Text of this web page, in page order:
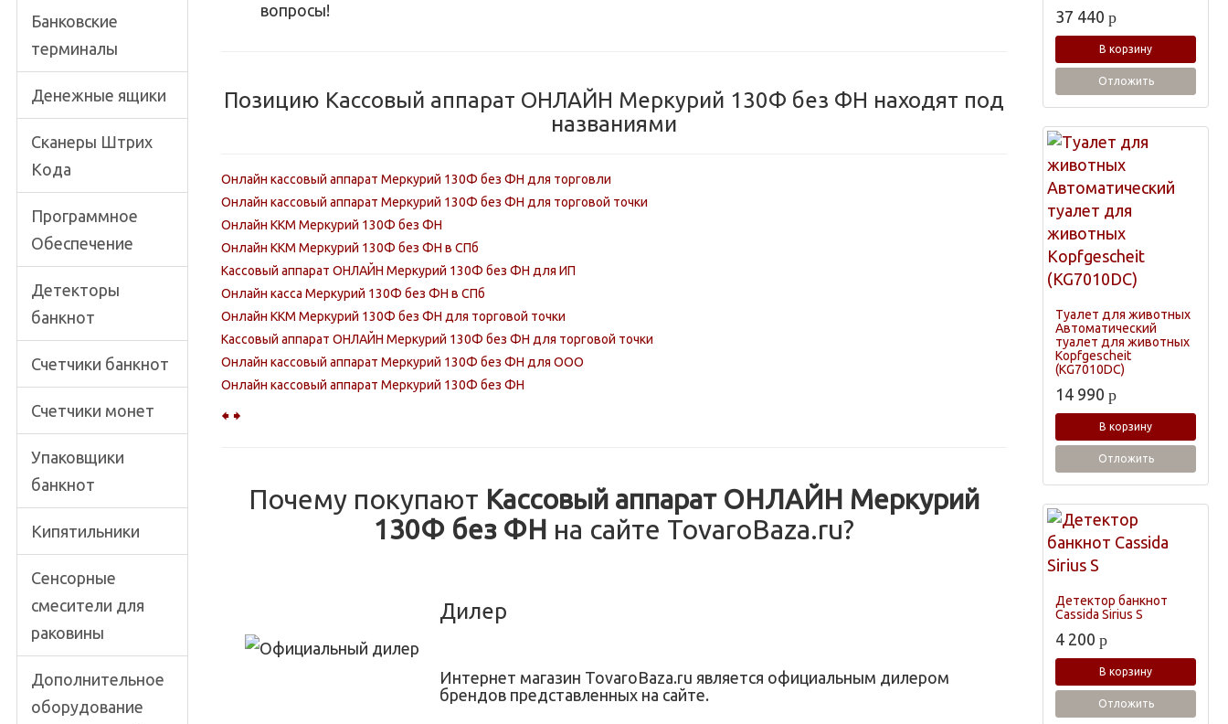
Банковские
терминалы
Денежные ящики
Сканеры Штрих
Кода
Программное
Обеспечение
Детекторы
банкнот
Счетчики банкнот
Счетчики монет
Упаковщики
банкнот
Кипятильники
Сенсорные
смесители для
раковины
Дополнительное
оборудование
вопросы!
Позицию Кассовый аппарат ОНЛАЙН Меркурий 130Ф без ФН находят под
названиями
Онлайн кассовый аппарат Меркурий 130Ф без ФН для торговли
Онлайн кассовый аппарат Меркурий 130Ф без ФН для торговой точки
Онлайн ККМ Меркурий 130Ф без ФН
Онлайн ККМ Меркурий 130Ф без ФН в СПб
Кассовый аппарат ОНЛАЙН Меркурий 130Ф без ФН для ИП
Онлайн касса Меркурий 130Ф без ФН в СПб
Онлайн ККМ Меркурий 130Ф без ФН для торговой точки
Кассовый аппарат ОНЛАЙН Меркурий 130Ф без ФН для торговой точки
Онлайн кассовый аппарат Меркурий 130Ф без ФН для ООО
Онлайн кассовый аппарат Меркурий 130Ф без ФН
🠸 🠺
Почему покупают Кассовый аппарат ОНЛАЙН Меркурий
130Ф без ФН на сайте TovaroBaza.ru?
Дилер
Интернет магазин TovaroBaza.ru является официальным дилером
брендов представленных на сайте.
37 440 p
В корзину
Отложить
Туалет для животных
Автоматический
туалет для животных
Kopfgescheit
(KG7010DC)
14 990 p
В корзину
Отложить
Детектор банкнот
Cassida Sirius S
4 200 p
В корзину
Отложить